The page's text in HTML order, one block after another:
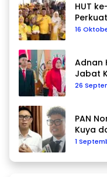
HUT
16
Adnan
Jabat
26
PAN
Kuya
1